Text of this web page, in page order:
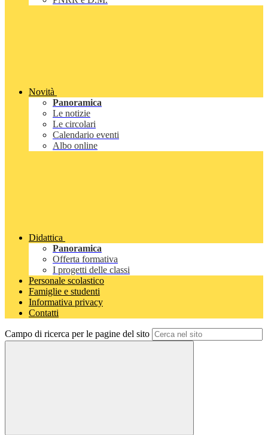
Novità
Panoramica
Le notizie
Le circolari
Calendario eventi
Albo online
Didattica
Panoramica
Offerta formativa
I progetti delle classi
Personale scolastico
Famiglie e studenti
Informativa privacy
Contatti
Campo di ricerca per le pagine del sito